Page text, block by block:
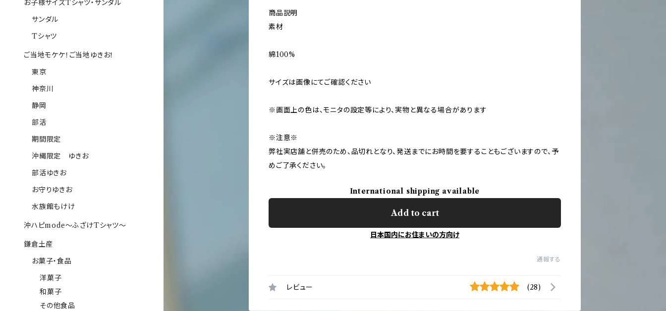
商品説明
素材
綿100%
サイズは画像にてご確認ください
※画面上の色は、モニタの設定等により、実物と異なる場合があります
※注意※
弊社実店舗と併売のため、品切れとなり、発送までにお時間を要することもございますので、予
めご了承ください。
International shipping available
Add to cart
日本国内にお住まいの方向け
通報する
レビュー (28)
お子様サイズTシャツ・サンダル
サンダル
Tシャツ
ご当地モケケ！ご当地ゆきお！
東京
神奈川
静岡
部活
期間限定
沖縄限定 ゆきお
部活ゆきお
お守りゆきお
水族館もけけ
沖ハピmode～ふざけTシャツ～
鎌倉土産
お菓子・食品
洋菓子
和菓子
その他食品